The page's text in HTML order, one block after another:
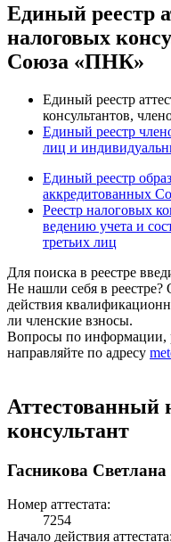
Единый реестр
налоговых
Союза «ПНК»
Единый реестр
консультантов,
Единый реестр
лиц и
Единый реестр
аккредитованных
Реестр налоговых
ведению учета и
третьих лиц
Для поиска в реестре
Не нашли себя в
действия
ли членские взносы.
Вопросы по информации,
направляйте по адресу
Аттестованный
консультант
Гасникова
Номер аттестата:
7254
Начало действия аттестата: